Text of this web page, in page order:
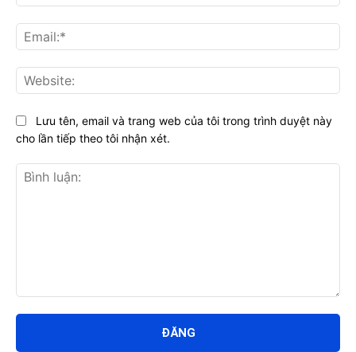
luận:
Lưu tên, email và trang web của tôi trong trình duyệt này
cho lần tiếp theo tôi nhận xét.